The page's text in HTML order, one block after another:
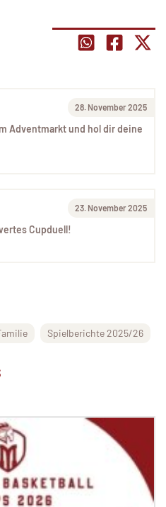
23. November 2025
Cupduell!
28. November 2025
Adventmarkt und hol dir deine
Spielberichte 2025/26